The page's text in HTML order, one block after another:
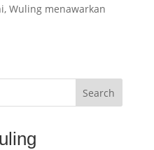
Wuling menawarkan
Search